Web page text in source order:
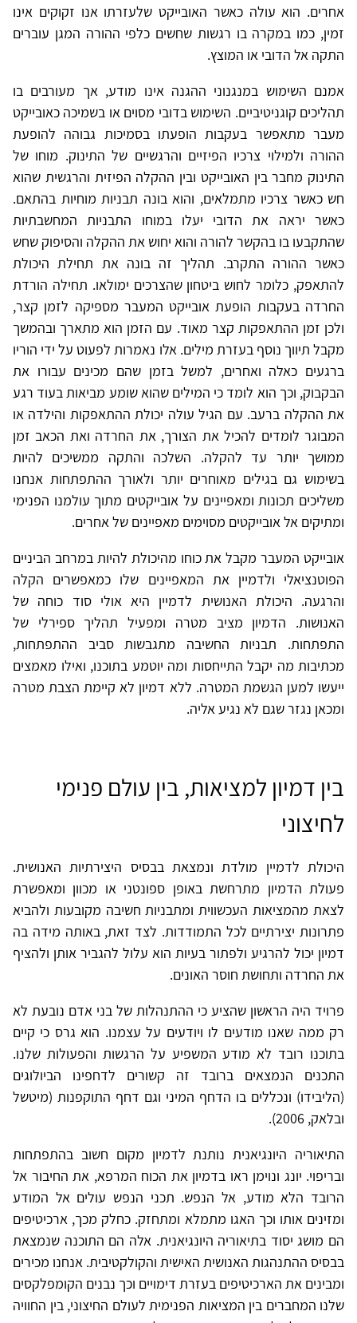
אחרים. הוא עולה כאשר האובייקט שלעזרתו אנו זקוקים אינו
זמין, כמו במקרה בו רגשות שחשים כלפי ההורה המגן עוברים
התקה אל הדובי או המוצץ.
אמנם השימוש במנגנוני ההגנה אינו מודע, אך מעורבים בו
תהליכים קוגניטיביים. השימוש בדובי מסוים או בשמיכה כאובייקט
מעבר מתאפשר בעקבות הופעתו בסמיכות גבוהה להופעת
ההורה ולמילוי צרכיו הפיזיים והרגשיים של התינוק. מוחו של
התינוק מחבר בין האובייקט ובין ההקלה הפיזית והרגשית שהוא
חש כאשר צרכיו מתמלאים, והוא בונה תבניות מוחיות בהתאם.
כאשר יראה את הדובי יעלו במוחו התבניות המחשבתיות
שהתקבעו בו בהקשר להורה והוא יחוש את ההקלה והסיפוק שחש
כאשר ההורה התקרב. תהליך זה בונה את תחילת היכולת
להתאפק, כלומר לחוש ביטחון שהצרכים ימולאו. תחילה הורדת
החרדה בעקבות הופעת אובייקט המעבר מספיקה לזמן קצר,
ולכן זמן ההתאפקות קצר מאוד. עם הזמן הוא מתארך ובהמשך
מקבל תיווך נוסף בעזרת מילים. אלו נאמרות לפעוט על ידי הוריו
ברגעים כאלה ואחרים, למשל בזמן שהם מכינים עבורו את
הבקבוק, וכך הוא לומד כי המילים שהוא שומע מביאות בעוד רגע
את ההקלה ברעב. עם הגיל עולה יכולת ההתאפקות והילדה או
המבוגר לומדים להכיל את הצורך, את החרדה ואת הכאב זמן
ממושך יותר עד להקלה. השלכה והתקה ממשיכים להיות
בשימוש גם בגילים מאוחרים יותר ולאורך ההתפתחות אנחנו
משליכים תכונות ומאפיינים על אובייקטים מתוך עולמנו הפנימי
ומתיקים אל אובייקטים מסוימים מאפיינים של אחרים.
אובייקט המעבר מקבל את כוחו מהיכולת להיות במרחב הביניים
הפוטנציאלי ולדמיין את המאפיינים שלו כמאפשרים הקלה
והרגעה. היכולת האנושית לדמיין היא אולי סוד כוחה של
האנושות. הדמיון מציב מטרה ומפעיל תהליך ספירלי של
התפתחות. תבניות החשיבה מתגבשות סביב ההתפתחות,
מכתיבות מה יקבל התייחסות ומה יוטמע בתוכנו, ואילו מאמצים
ייעשו למען הגשמת המטרה. ללא דמיון לא קיימת הצבת מטרה
ומכאן נגזר שגם לא נגיע אליה.
בין דמיון למציאות, בין עולם פנימי
לחיצוני
היכולת לדמיין מולדת ונמצאת בבסיס היצירתיות האנושית.
פעולת הדמיון מתרחשת באופן ספונטני או מכוון ומאפשרת
לצאת מהמציאות העכשווית ומתבניות חשיבה מקובעות ולהביא
פתרונות יצירתיים לכל התמודדות. לצד זאת, באותה מידה בה
דמיון יכול להרגיע ולפתור בעיות הוא עלול להגביר אותן ולהציף
את החרדה ותחושת חוסר האונים.
פרויד היה הראשון שהציע כי ההתנהלות של בני אדם נובעת לא
רק ממה שאנו מודעים לו ויודעים על עצמנו. הוא גרס כי קיים
בתוכנו רובד לא מודע המשפיע על הרגשות והפעולות שלנו.
התכנים הנמצאים ברובד זה קשורים לדחפינו הביולוגים
(הליבידו) ונכללים בו הדחף המיני וגם דחף התוקפנות (מיטשל
ובלאק, 2006).
התיאוריה היונגיאנית נותנת לדמיון מקום חשוב בהתפתחות
ובריפוי. יונג ונוימן ראו בדמיון את הכוח המרפא, את החיבור אל
הרובד הלא מודע, אל הנפש. תכני הנפש עולים אל המודע
ומזינים אותו וכך האגו מתמלא ומתחזק. כחלק מכך, ארכיטיפים
הם מושג יסוד בתיאוריה היונגיאנית. אלה הם התוכנה שנמצאת
בבסיס ההתנהגות האנושית האישית והקולקטיבית. אנחנו מכירים
ומבינים את הארכיטיפים בעזרת דימויים וכך נבנים הקומפלקסים
שלנו המחברים בין המציאות הפנימית לעולם החיצוני, בין החוויה